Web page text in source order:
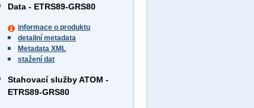
Data - ETRS89-GRS80
informace o produktu
detailní metadata
Metadata XML
stažení dat
Stahovací služby ATOM -
ETRS89-GRS80